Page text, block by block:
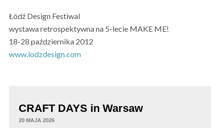
Łódź Design Festiwal
wystawa retrospektywna na 5-lecie MAKE ME!
18-28 października 2012
www.lodzdesign.com
CRAFT DAYS in Warsaw
20 MAJA 2026